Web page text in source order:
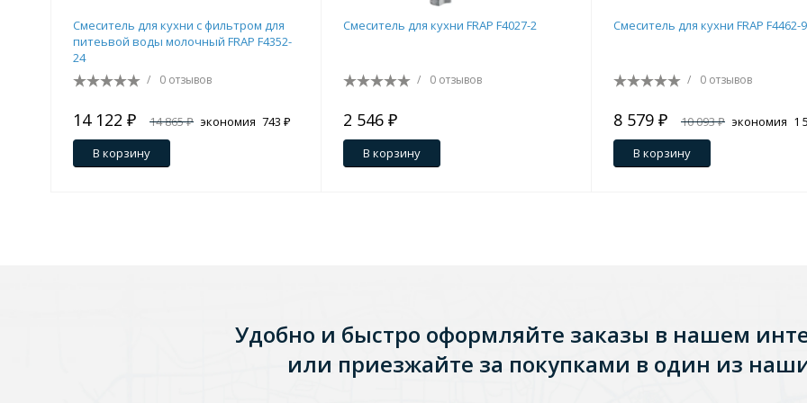
Душевые уголки и ограждения
3 категории
Смеситель для кухни c фильтром для
питеьвой воды молочный FRAP F4352-
24
/ 0 отзывов
14 122 ₽ 14 865 ₽ экономия 743 ₽
В корзину
Смеситель для кухни FRAP F4027-2
/ 0 отзывов
2 546 ₽
В корзину
Смеситель для кухни FRAP F4462-9
/ 0 отзывов
8 579 ₽ 10 093 ₽ экономия 1
В корзину
Удобно и быстро оформляйте заказы в нашем
или приезжайте за покупками в один из